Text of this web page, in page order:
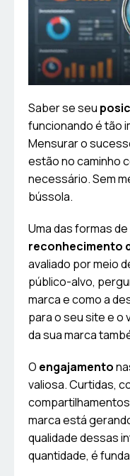
Saber se seu
funcionando é tão
Mensurar o
estão no caminho
necessário. Sem
bússola.
Uma das formas
reconhecimento
avaliado por meio
público-alvo,
marca e como a
para o seu site e o
da sua marca
O engajamento
valiosa. Curtidas,
marca está
qualidade dessas
quantidade, é